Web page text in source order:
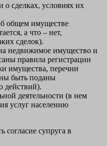
о сделках, условиях их
общем имуществе
а что – нет,
сделок).
недвижимое имущество и
правила регистрации
имущества, перечни
быть поданы
действий).
деятельности (в нем
услуг населению
согласие супруга в